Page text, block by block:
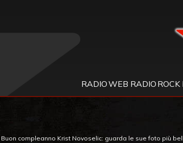
RADIOWEB RADIO
Buon compleanno Krist Novoselic: guarda le sue foto più